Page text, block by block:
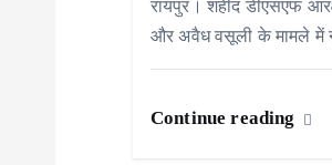
रायपुर। शहीद डीएसएफ
और अवैध वसूली के मामले में
Continue reading